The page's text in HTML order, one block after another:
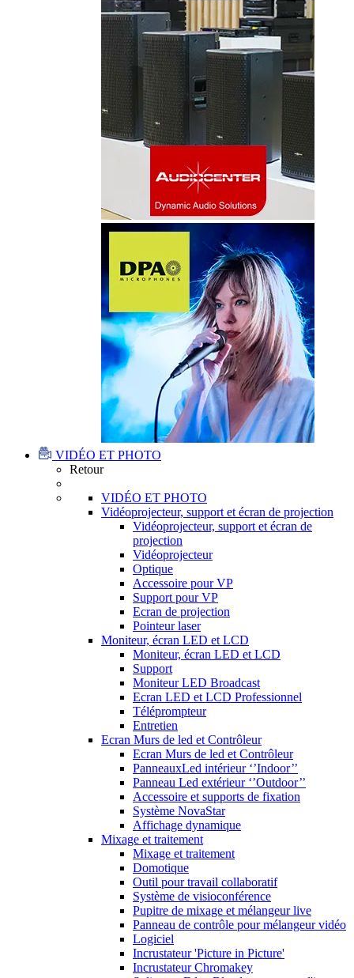
VIDÉO ET PHOTO
Retour
VIDÉO ET PHOTO
Vidéoprojecteur, support et écran de projection
Vidéoprojecteur, support et écran de
projection
Vidéoprojecteur
Optique
Accessoire pour VP
Support pour VP
Ecran de projection
Pointeur laser
Moniteur, écran LED et LCD
Moniteur, écran LED et LCD
Support
Moniteur LED Broadcast
Ecran LED et LCD Professionnel
Téléprompteur
Entretien
Ecran Murs de led et Contrôleur
Ecran Murs de led et Contrôleur
PanneauxLed intérieur ‘’Indoor’’
Panneau Led extérieur ‘’Outdoor’’
Accessoire et supports de fixation
Système NovaStar
Affichage dynamique
Mixage et traitement
Mixage et traitement
Domotique
Outil pour travail collaboratif
Système de visioconférence
Pupitre de mixage et mélangeur live
Panneau de contrôle pour mélangeur vidéo
Logiciel
Incrustateur 'Picture in Picture'
Incrustateur Chromakey